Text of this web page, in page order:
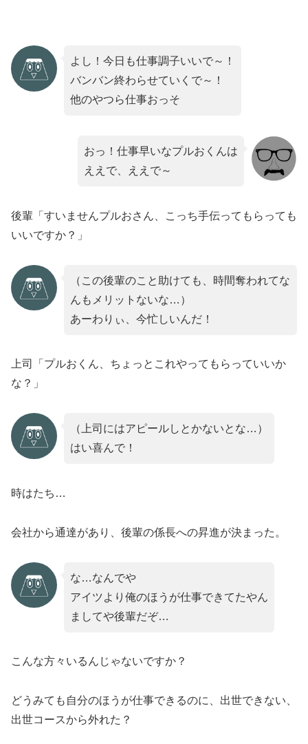
よし！今日も仕事調子いいで～！
バンバン終わらせていくで～！
他のやつら仕事おっそ
おっ！仕事早いなプルおくんは
ええで、ええで～
後輩「すいませんプルおさん、こっち手伝ってもらっても
いいですか？」
（この後輩のこと助けても、時間奪われてな
んもメリットないな…）
あーわりぃ、今忙しいんだ！
上司「プルおくん、ちょっとこれやってもらっていいか
な？」
（上司にはアピールしとかないとな…）
はい喜んで！
時はたち…
会社から通達があり、後輩の係長への昇進が決まった。
な…なんでや
アイツより俺のほうが仕事できてたやん
ましてや後輩だぞ…
こんな方々いるんじゃないですか？
どうみても自分のほうが仕事できるのに、出世できない、
出世コースから外れた？